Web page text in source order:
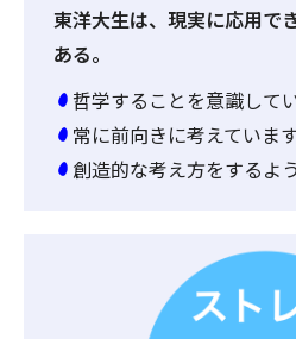
東洋大生は、現実に応用で
ある。
哲学することを意識して
常に前向きに考えていま
創造的な考え方をするよ